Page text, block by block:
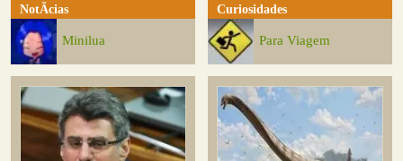
NotÃ­cias
Minilua
Curiosidades
Para Viagem